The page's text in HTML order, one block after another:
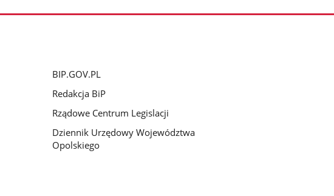
BIP.GOV.PL
Redakcja BiP
Rządowe Centrum Legislacji
Dziennik Urzędowy Województwa
Opolskiego